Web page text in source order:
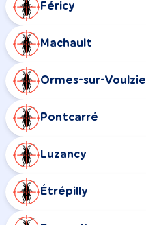
Féricy
Machault
Ormes-sur-Voulzie
Pontcarré
Luzancy
Étrépilly